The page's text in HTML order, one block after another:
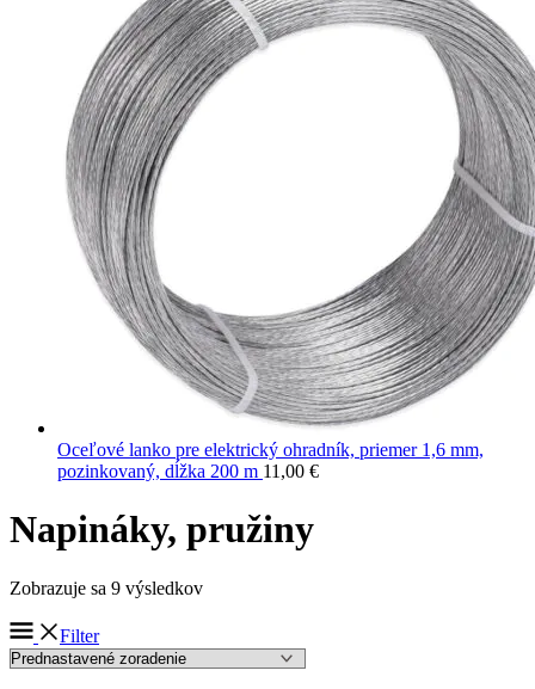
Oceľové lanko pre elektrický ohradník, priemer 1,6 mm,
pozinkovaný, dĺžka 200 m 11,00 €
Napináky, pružiny
Zobrazuje sa 9 výsledkov
Filter